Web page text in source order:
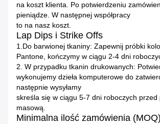
na koszt klienta. Po potwierdzeniu
pieniądze. W następnej współpracy
to na nasz koszt.
Lap Dips i Strike Offs
1.Do barwionej tkaniny: Zapewnij próbki
Pantone, kończymy w ciągu 2-4 dni
2. W przypadku tkanin drukowanych:
wykonujemy dzieła komputerowe do
następnie wysyłamy
skreśla się w ciągu 5-7 dni roboczych przed
masową.
Minimalna ilość zamówienia (MOQ)